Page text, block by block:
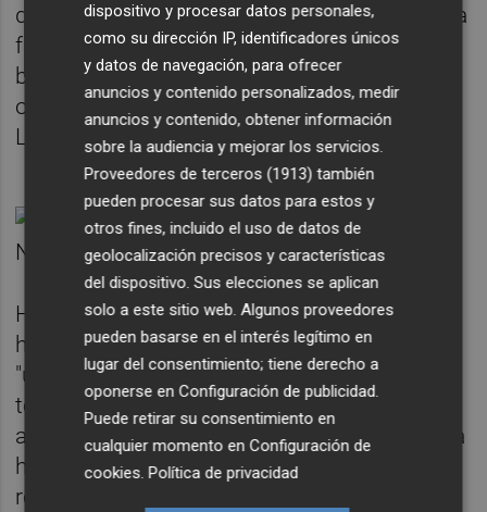
declaración en la que ha informado de que la
fuerza aérea continúa este sábado
bombardeando posiciones de la
organización chií en diferentes partes de
Líbano.
Hagari ha celebrado la muerte de Nasralá y
ha destacado que durante décadas ha sido
"uno de los mayores enemigos de Israel de
todos los tiempos" y representando una
amenaza para los ciudadanos. "Eliminarle ha
hecho del mundo un lugar más seguro", ha
recalcado.
dispositivo y procesar datos personales,
como su dirección IP, identificadores únicos
y datos de navegación, para ofrecer
anuncios y contenido personalizados, medir
anuncios y contenido, obtener información
sobre la audiencia y mejorar los servicios.
Proveedores de terceros (1913) también
pueden procesar sus datos para estos y
otros fines, incluido el uso de datos de
geolocalización precisos y características
del dispositivo. Sus elecciones se aplican
solo a este sitio web. Algunos proveedores
pueden basarse en el interés legítimo en
lugar del consentimiento; tiene derecho a
oponerse enConfiguración de publicidad.
Puede retirar su consentimiento en
cualquier momento enConfiguración de
cookies.Política de privacidad